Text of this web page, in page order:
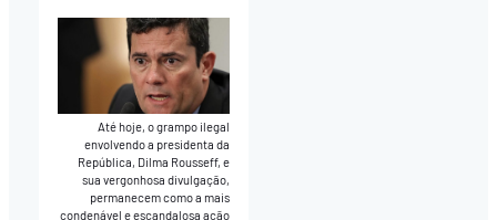
Até hoje, o grampo ilegal
envolvendo a presidenta da
República, Dilma Rousseff, e
sua vergonhosa divulgação,
permanecem como a mais
condenável e escandalosa ação